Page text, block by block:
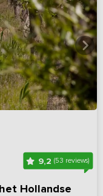
9,2 (53 reviews)
Hollandse